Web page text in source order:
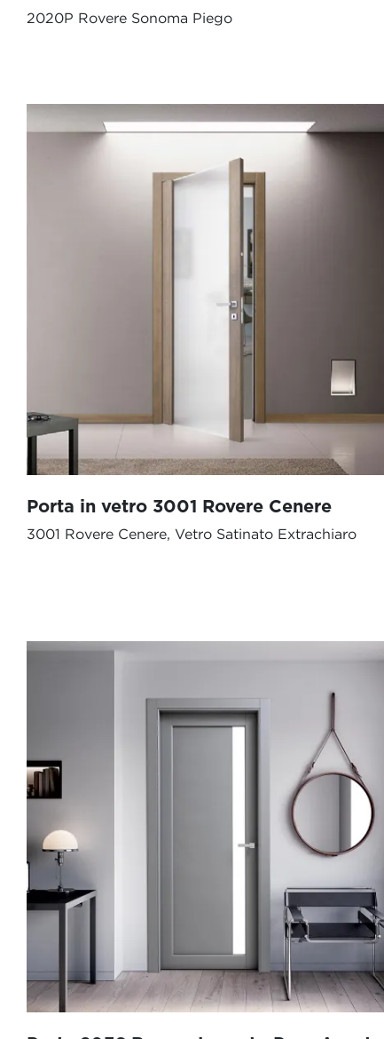
2020P Rovere Sonoma Piego
Porta in vetro 3001 Rovere Cenere
3001 Rovere Cenere, Vetro Satinato Extrachiaro